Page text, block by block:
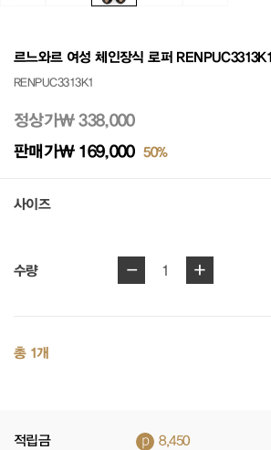
르느와르 여성 체인장식 로퍼 RENPUC3313K1
RENPUC3313K1
정상가₩ 338,000
판매가₩ 169,000 50%
사이즈
수량 - 1 +
총 1개
적립금 p 8,450